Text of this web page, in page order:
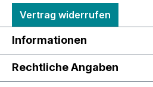
Vertrag widerrufen
Informationen
Rechtliche Angaben